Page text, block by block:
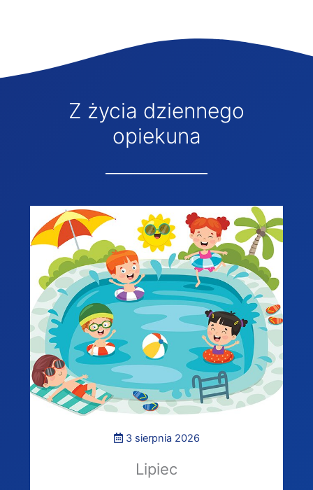
Z życia dziennego
opiekuna
3 sierpnia 2026
Lipiec